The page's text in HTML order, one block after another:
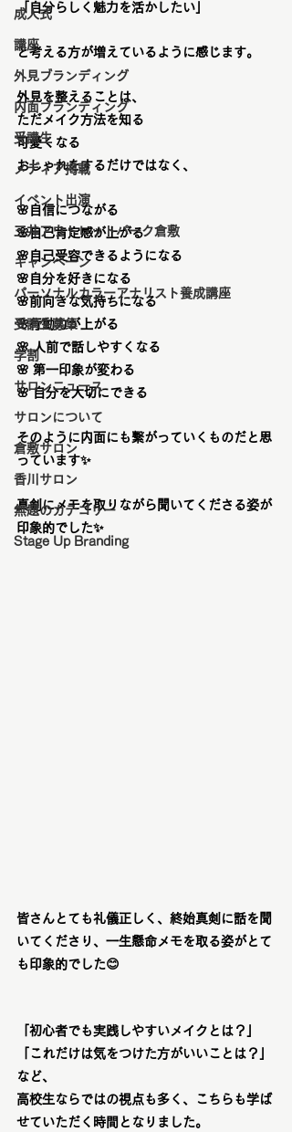
成人式
講座
外見ブランディング
内面ブランディング
受講生
メディア掲載
イベント出演
三井アウトレットパーク倉敷
キャンペーン
パーソナルカラーアナリスト養成講座
受講生募集
学割
サロンニュース
サロンについて
倉敷サロン
香川サロン
無題のカテゴリー
Stage Up Branding
「自分らしく魅力を活かしたい」
と考える方が増えているように感じます。
外見を整えることは、
ただメイク方法を知る
可愛くなる
おしゃれをするだけではなく、
🌸 自信につながる
🌸自己肯定感が上がる
🌸 自己受容できるようになる
🌸 自分を好きになる
🌸前向きな気持ちになる
🌸行動力が上がる
🌸 人前で話しやすくなる
🌸 第一印象が変わる
🌸 自分を大切にできる
そのように内面にも繋がっていくものだと思
っています✨
真剣にメモを取りながら聞いてくださる姿が
印象的でした✨
皆さんとても礼儀正しく、終始真剣に話を聞
いてくださり、一生懸命メモを取る姿がとて
も印象的でした😊
「初心者でも実践しやすいメイクとは？」
「これだけは気をつけた方がいいことは？」
など、
高校生ならではの視点も多く、こちらも学ば
せていただく時間となりました。